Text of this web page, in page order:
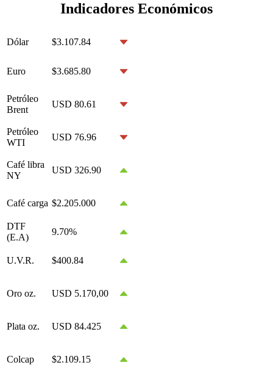
Indicadores Económicos
Dólar $3.107.84
Euro $3.685.80
Petróleo
Brent
USD 80.61
Petróleo
WTI
USD 76.96
Café libra
NY
USD 326.90
Café carga $2.205.000
DTF
(E.A)
9.70%
U.V.R. $400.84
Oro oz. USD 5.170,00
Plata oz. USD 84.425
Colcap $2.109.15